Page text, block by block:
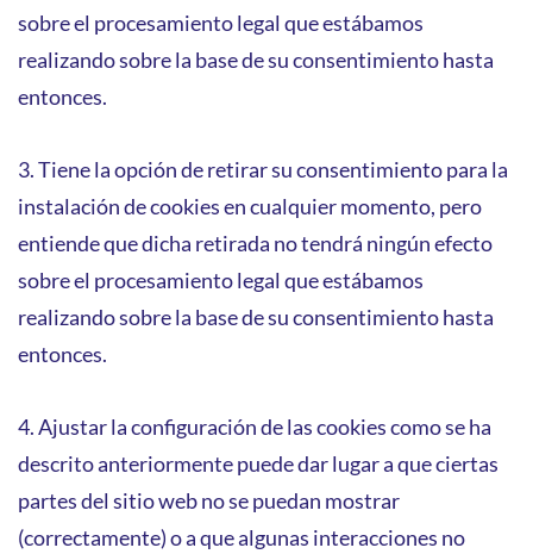
sobre el procesamiento legal que estábamos
realizando sobre la base de su consentimiento hasta
entonces.
3.Tiene la opción de retirar su consentimiento para la
instalación de cookies en cualquier momento, pero
entiende que dicha retirada no tendrá ningún efecto
sobre el procesamiento legal que estábamos
realizando sobre la base de su consentimiento hasta
entonces.
4. Ajustar la configuración de las cookies como se ha
descrito anteriormente puede dar lugar a que ciertas
partes del sitio web no se puedan mostrar
(correctamente) o a que algunas interacciones no